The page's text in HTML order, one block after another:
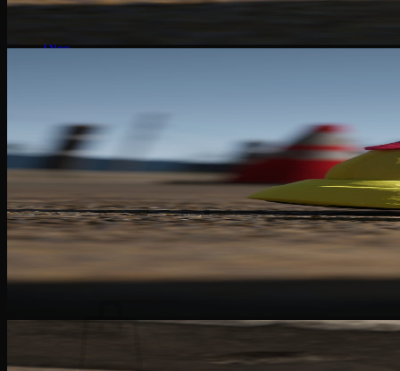
Dior
Salvatore Ferragamo
Dolce & Gabbana
Fendi
Saint Laurent
Tin Tức – Sự Kiện
Sale